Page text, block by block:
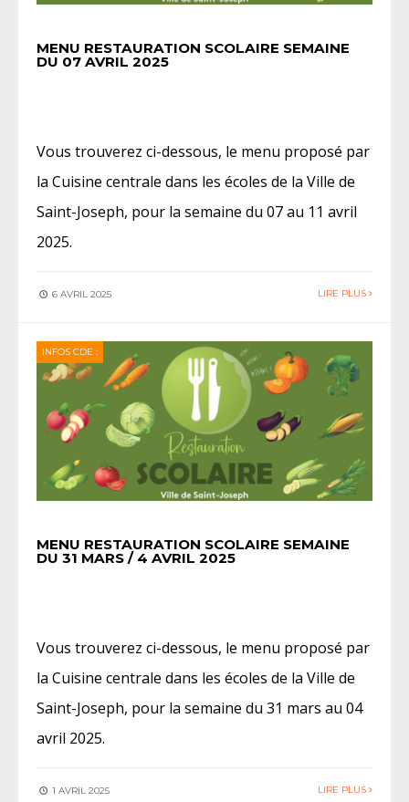
MENU RESTAURATION SCOLAIRE SEMAINE
DU 07 AVRIL 2025
Vous trouverez ci-dessous, le menu proposé par
la Cuisine centrale dans les écoles de la Ville de
Saint-Joseph, pour la semaine du 07 au 11 avril
2025.
6 AVRIL 2025 LIRE PLUS
INFOS CDE :
MENU RESTAURATION SCOLAIRE SEMAINE
DU 31 MARS / 4 AVRIL 2025
Vous trouverez ci-dessous, le menu proposé par
la Cuisine centrale dans les écoles de la Ville de
Saint-Joseph, pour la semaine du 31 mars au 04
avril 2025.
1 AVRIL 2025 LIRE PLUS